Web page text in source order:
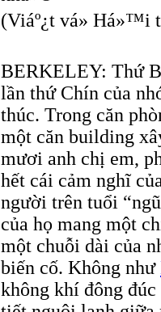
(Viáº¿t vá» Há»™i
BERKELEY: Thứ
lần thứ Chín của
thúc. Trong căn
một căn building
mươi anh chị em,
hết cái cảm nghĩ
người trên tuổi
của họ mang một
một chuỗi dài của
biến cố. Không như
không khí đông